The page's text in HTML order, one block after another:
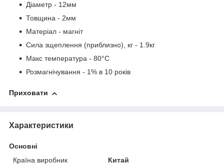
Діаметр - 12мм
Товщина - 2мм
Матеріал - магніт
Сила зщеплення (приблизно), кг - 1.9кг
Макс температура - 80°C
Розмагнічування - 1% в 10 років
Приховати
Характеристики
Основні
Країна виробник
Китай